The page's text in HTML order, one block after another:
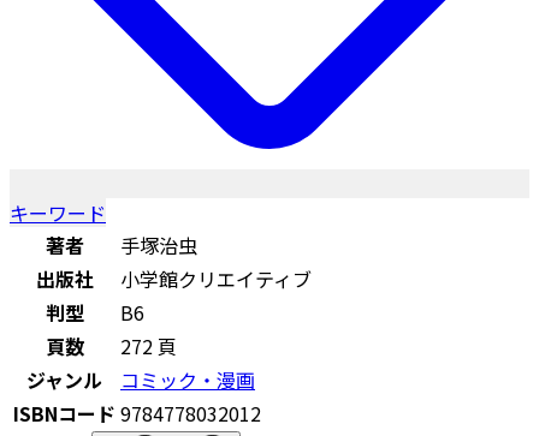
キーワード
著者
手塚治虫
出版社
小学館クリエイティブ
判型
B6
頁数
272 頁
ジャンル
コミック・漫画
ISBNコード 9784778032012